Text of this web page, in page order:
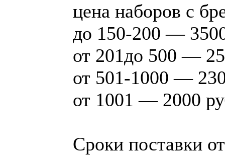
цена наборов с
до 150-200 —
от 201до 500 —
от 501-1000 —
от 1001 — 2000
Сроки поставки